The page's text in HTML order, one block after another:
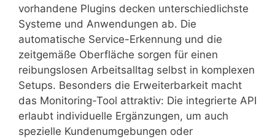
vorhandene Plugins decken unterschiedlichste
Systeme und Anwendungen ab. Die
automatische Service-Erkennung und die
zeitgemäße Oberfläche sorgen für einen
reibungslosen Arbeitsalltag selbst in komplexen
Setups. Besonders die Erweiterbarkeit macht
das Monitoring-Tool attraktiv: Die integrierte API
erlaubt individuelle Ergänzungen, um auch
spezielle Kundenumgebungen oder